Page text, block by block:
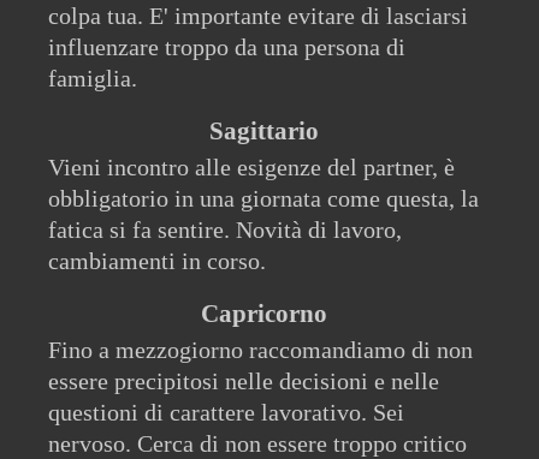
colpa tua. E' importante evitare di lasciarsi
influenzare troppo da una persona di
famiglia.
Sagittario
Vieni incontro alle esigenze del partner, è
obbligatorio in una giornata come questa, la
fatica si fa sentire. Novità di lavoro,
cambiamenti in corso.
Capricorno
Fino a mezzogiorno raccomandiamo di non
essere precipitosi nelle decisioni e nelle
questioni di carattere lavorativo. Sei
nervoso. Cerca di non essere troppo critico